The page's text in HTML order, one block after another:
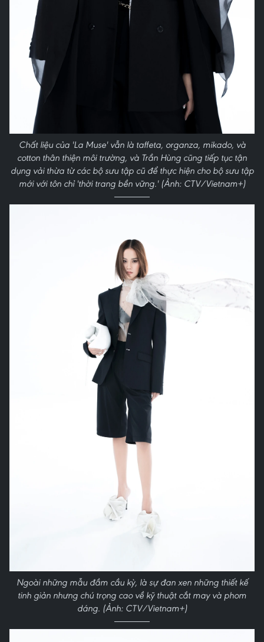
Chất liệu của 'La Muse' vẫn là taffeta, organza, mikado, và
cotton thân thiện môi trường, và Trần Hùng cũng tiếp tục tận
dụng vải thừa từ các bộ sưu tập cũ để thực hiện cho bộ sưu tập
mới với tôn chỉ 'thời trang bền vững.' (Ảnh: CTV/Vietnam+)
Ngoài những mẫu đầm cầu kỳ, là sự đan xen những thiết kế
tinh giản nhưng chú trọng cao về kỹ thuật cắt may và phom
dáng. (Ảnh: CTV/Vietnam+)